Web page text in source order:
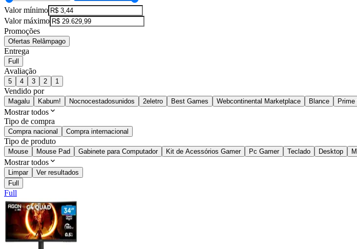
Valor mínimo
Valor máximo
Promoções
Ofertas Relâmpago
Entrega
Full
Avaliação
5 4 3 2 1
Vendido por
Magalu Kabum! Nocnocestadosunidos 2eletro Best Games Webcontinental Marketplace Blance
Mostrar todos
Tipo de compra
Compra nacional Compra internacional
Tipo de produto
Mouse Mouse Pad Gabinete para Computador Kit de Acessórios Gamer Pc Gamer Teclado Desktop
Mostrar todos
Limpar
Ver resultados
Full
Full